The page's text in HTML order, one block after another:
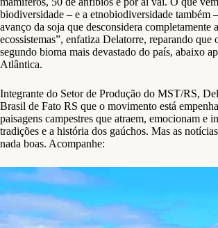
biodiversidade – e a etnobiodiversidade também
avanço da soja que desconsidera completamente
ecossistemas”, enfatiza Delatorre, reparando que
segundo bioma mais devastado do país, abaixo
Atlântica.
Integrante do Setor de Produção do MST/RS,
Brasil de Fato RS que o movimento está
paisagens campestres que atraem, emocionam e
tradições e a história dos gaúchos. Mas as
nada boas. Acompanhe: